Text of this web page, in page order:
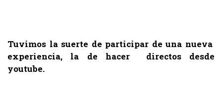
Tuvimos la suerte de participar de una nueva
experiencia, la de hacer directos desde
youtube.